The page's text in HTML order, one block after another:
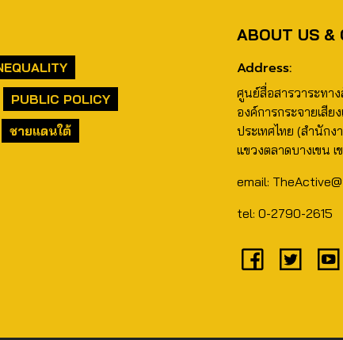
PUBLIC POLICY
ชายแดนใต้
ABOUT US &
Address:
ศูนย์สื่อสารวาระทา
องค์การกระจายเสี
ประเทศไทย (สำนัก
แขวงตลาดบางเขน
email:
tel: 0-2790-2615